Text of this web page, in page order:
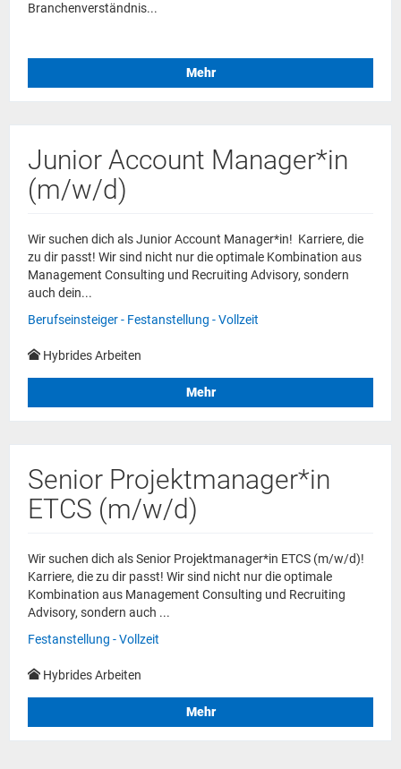
Branchenverständnis...
Mehr
Junior Account Manager*in
(m/w/d)
Wir suchen dich als Junior Account Manager*in! Karriere, die
zu dir passt! Wir sind nicht nur die optimale Kombination aus
Management Consulting und Recruiting Advisory, sondern
auch dein...
Berufseinsteiger - Festanstellung - Vollzeit
Hybrides Arbeiten
Mehr
Senior Projektmanager*in
ETCS (m/w/d)
Wir suchen dich als Senior Projektmanager*in ETCS (m/w/d)!
Karriere, die zu dir passt! Wir sind nicht nur die optimale
Kombination aus Management Consulting und Recruiting
Advisory, sondern auch ...
Festanstellung - Vollzeit
Hybrides Arbeiten
Mehr